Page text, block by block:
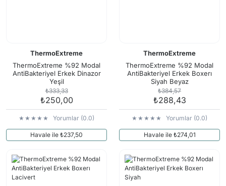
ThermoExtreme
ThermoExtreme %92 Modal
AntiBakteriyel Erkek Dinazor
Yeşil
₺333,33
₺250,00
Yorumlar (0.0)
Havale ile ₺237,50
ThermoExtreme
ThermoExtreme %92 Modal
AntiBakteriyel Erkek Boxerı
Siyah Beyaz
₺384,57
₺288,43
Yorumlar (0.0)
Havale ile ₺274,01